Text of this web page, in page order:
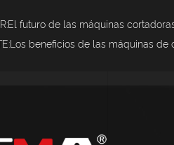
futuro de las máquinas
beneficios de las máquinas de